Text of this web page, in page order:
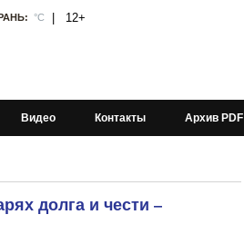
°С 12+
Видео Контакты Архив PDF
долга и чести –